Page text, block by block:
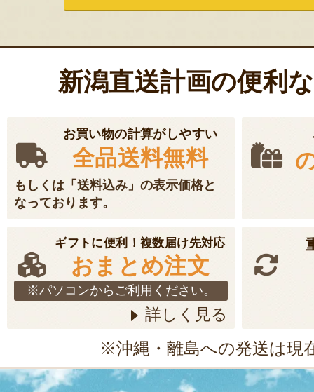
新潟直送計画の便利
お買い物の計算がしやすい
全品送料無料
もしくは「送料込み」の表示価格と
なっております。
ギフトに便利！複数届け先対応
おまとめ注文
※パソコンからご利用ください。
詳しく見る
※沖縄・離島への発送は現